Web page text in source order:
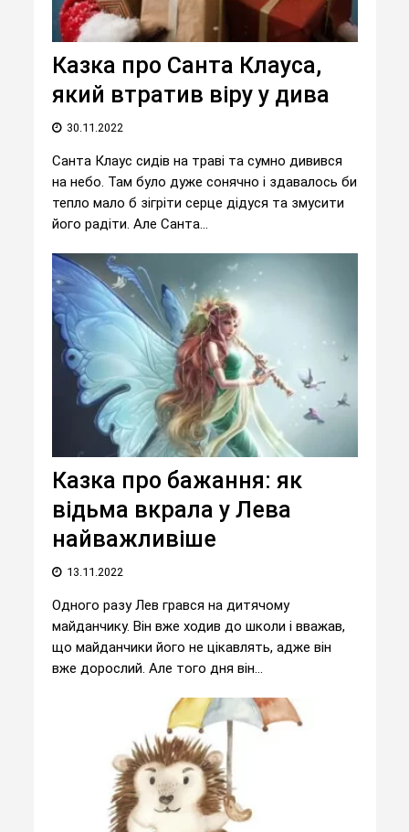
Казка про Санта Клауса,
який втратив віру у дива
30.11.2022
Санта Клаус сидів на траві та сумно дивився
на небо. Там було дуже сонячно і здавалось би
тепло мало б зігріти серце дідуся та змусити
його радіти. Але Санта...
Казка про бажання: як
відьма вкрала у Лева
найважливіше
13.11.2022
Одного разу Лев грався на дитячому
майданчику. Він вже ходив до школи і вважав,
що майданчики його не цікавлять, адже він
вже дорослий. Але того дня він...